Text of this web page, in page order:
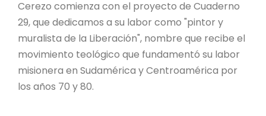
Cerezo comienza con el proyecto de Cuaderno
29, que dedicamos a su labor como "pintor y
muralista de la Liberación", nombre que recibe el
movimiento teológico que fundamentó su labor
misionera en Sudamérica y Centroamérica por
los años 70 y 80.